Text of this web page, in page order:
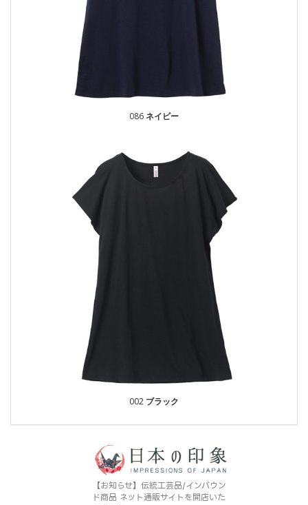
086ネイビー
002 ブラック
【お知らせ】伝統工芸品/インバウン
ド商品 ネット通販サイトを開店いた